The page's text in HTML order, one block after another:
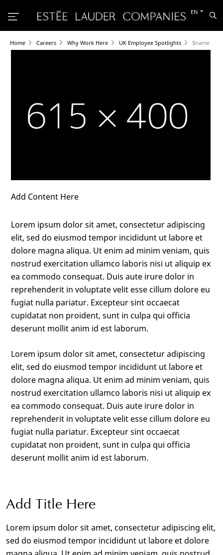
Switch
other
language
EN
Home Careers Why Work Here UK Employee Spotlights $name
Add Content Here
Lorem ipsum dolor sit amet, consectetur adipiscing
elit, sed do eiusmod tempor incididunt ut labore et
dolore magna aliqua. Ut enim ad minim veniam, quis
nostrud exercitation ullamco laboris nisi ut aliquip ex
ea commodo consequat. Duis aute irure dolor in
reprehenderit in voluptate velit esse cillum dolore eu
fugiat nulla pariatur. Excepteur sint occaecat
cupidatat non proident, sunt in culpa qui officia
deserunt mollit anim id est laborum.
Lorem ipsum dolor sit amet, consectetur adipiscing
elit, sed do eiusmod tempor incididunt ut labore et
dolore magna aliqua. Ut enim ad minim veniam, quis
nostrud exercitation ullamco laboris nisi ut aliquip ex
ea commodo consequat. Duis aute irure dolor in
reprehenderit in voluptate velit esse cillum dolore eu
fugiat nulla pariatur. Excepteur sint occaecat
cupidatat non proident, sunt in culpa qui officia
deserunt mollit anim id est laborum.
Add Title Here
Lorem ipsum dolor sit amet, consectetur adipiscing elit,
sed do eiusmod tempor incididunt ut labore et dolore